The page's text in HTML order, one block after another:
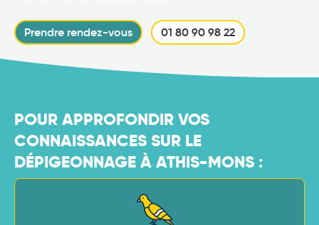
Prendre rendez-vous 01 80 90 98 22
POUR APPROFONDIR VOS
CONNAISSANCES SUR LE
DÉPIGEONNAGE À ATHIS-MONS :